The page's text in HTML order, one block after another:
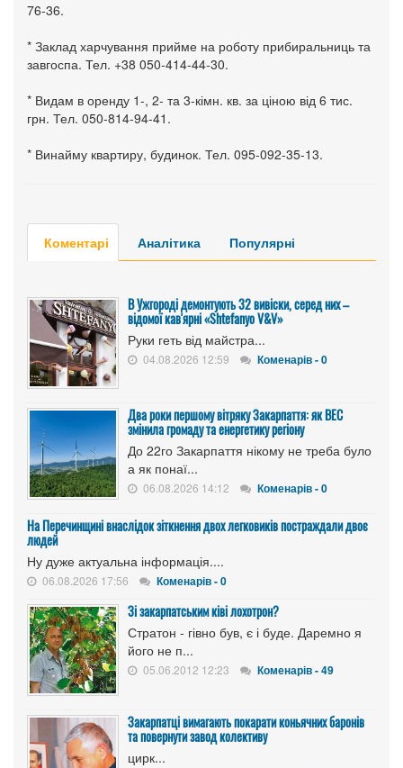
76-36.
* Заклад харчування прийме на роботу прибиральниць та
завгоспа. Тел. +38 050-414-44-30.
* Видам в оренду 1-, 2- та 3-кімн. кв. за ціною від 6 тис.
грн. Тел. 050-814-94-41.
* Винайму квартиру, будинок. Тел. 095-092-35-13.
Коментарі Аналітика Популярні
В Ужгороді демонтують 32 вивіски, серед них –
відомої кав'ярні «Shtefanyo V&V»
Руки геть від майстра...
04.08.2026 12:59 Коменарів - 0
Два роки першому вітряку Закарпаття: як ВЕС
змінила громаду та енергетику регіону
До 22го Закарпаття нікому не треба було
а як понаї...
06.08.2026 14:12 Коменарів - 0
На Перечинщині внаслідок зіткнення двох легковиків постраждали двоє
людей
Ну дуже актуальна інформація....
06.08.2026 17:56 Коменарів - 0
Зі закарпатським ківі лохотрон?
Стратон - гівно був, є і буде. Даремно я
його не п...
05.06.2012 12:23 Коменарів - 49
Закарпатці вимагають покарати коньячних баронів
та повернути завод колективу
цирк...